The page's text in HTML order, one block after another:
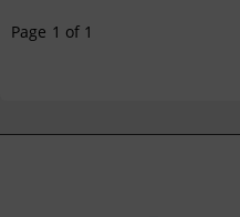
Page 1 of 1